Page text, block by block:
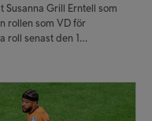
Grill Erntell som
rollen som VD för
roll senast den 1